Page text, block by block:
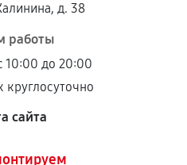
д. 38
работы
10:00 до 20:00
круглосуточно
сайта